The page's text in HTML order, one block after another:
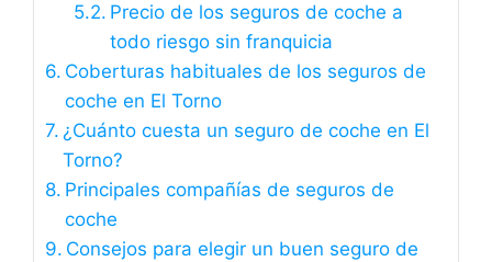
Precio de los seguros de coche a
todo riesgo sin franquicia
Coberturas habituales de los seguros de
coche en El Torno
¿Cuánto cuesta un seguro de coche en El
Torno?
Principales compañías de seguros de
coche
Consejos para elegir un buen seguro de